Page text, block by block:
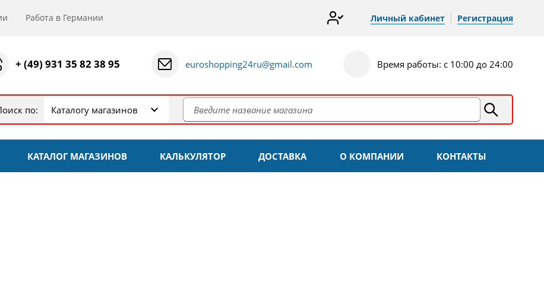
Работа в Германии Личный кабинет Регистрация
+ (49) 931 35 82 38 95 euroshopping24ru@gmail.com Время работы: с 10:00 до 24:00
по: Каталогу магазинов
КАТАЛОГ МАГАЗИНОВ КАЛЬКУЛЯТОР ДОСТАВКА О КОМПАНИИ КОНТАКТЫ